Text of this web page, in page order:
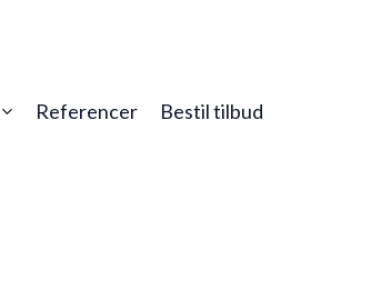
Referencer Bestil tilbud